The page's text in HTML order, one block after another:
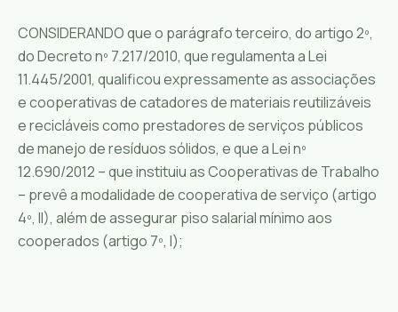
CONSIDERANDO que o parágrafo terceiro, do artigo 2º,
do Decreto nº 7.217/2010, que regulamenta a Lei
11.445/2001, qualificou expressamente as associações
e cooperativas de catadores de materiais reutilizáveis
e recicláveis como prestadores de serviços públicos
de manejo de resíduos sólidos, e que a Lei nº
12.690/2012 – que instituiu as Cooperativas de Trabalho
– prevê a modalidade de cooperativa de serviço (artigo
4º, II), além de assegurar piso salarial mínimo aos
cooperados (artigo 7º, I);